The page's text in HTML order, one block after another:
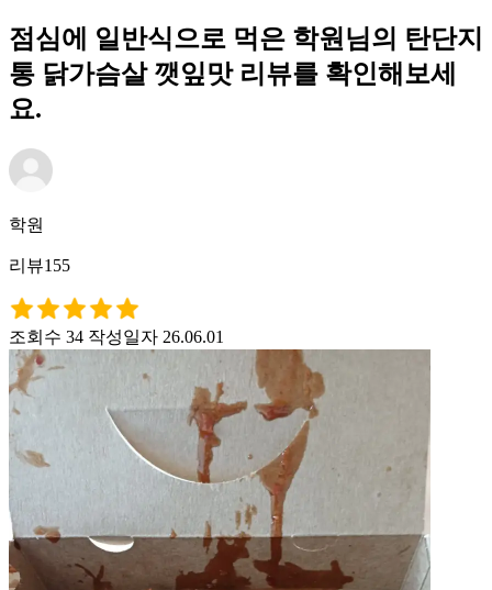
점심에 일반식으로 먹은 학원님의 탄단지
통 닭가슴살 깻잎맛 리뷰를 확인해보세
요.
학원
리뷰155
조회수 34 작성일자 26.06.01